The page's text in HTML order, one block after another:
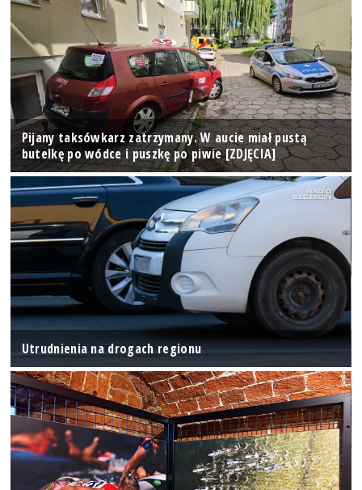
Pijany taksówkarz zatrzymany. W aucie miał pustą
butelkę po wódce i puszkę po piwie [ZDJĘCIA]
Utrudnienia na drogach regionu